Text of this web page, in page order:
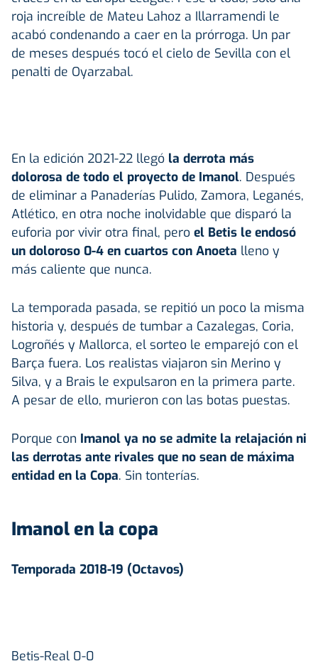
roja increíble de Mateu Lahoz a Illarramendi le
acabó condenando a caer en la prórroga. Un par
de meses después tocó el cielo de Sevilla con el
penalti de Oyarzabal.
En la edición 2021-22 llegó la derrota más
dolorosa de todo el proyecto de Imanol. Después
de eliminar a Panaderías Pulido, Zamora, Leganés,
Atlético, en otra noche inolvidable que disparó la
euforia por vivir otra final, pero el Betis le endosó
un doloroso 0-4 en cuartos con Anoeta lleno y
más caliente que nunca.
La temporada pasada, se repitió un poco la misma
historia y, después de tumbar a Cazalegas, Coria,
Logroñés y Mallorca, el sorteo le emparejó con el
Barça fuera. Los realistas viajaron sin Merino y
Silva, y a Brais le expulsaron en la primera parte.
A pesar de ello, murieron con las botas puestas.
Porque con Imanol ya no se admite la relajación ni
las derrotas ante rivales que no sean de máxima
entidad en la Copa. Sin tonterías.
Imanol en la copa
Temporada 2018-19 (Octavos)
Betis-Real 0-0